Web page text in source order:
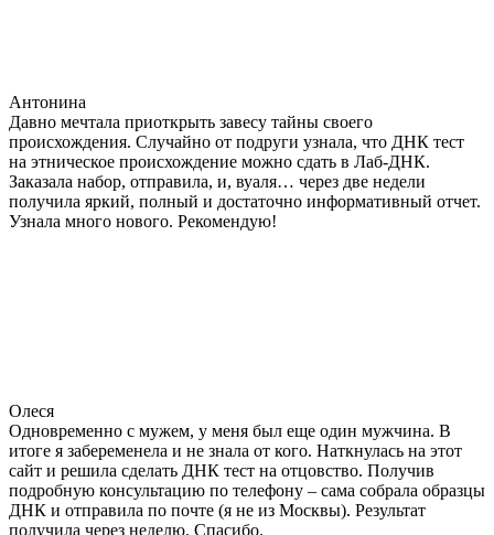
Антонина
Давно мечтала приоткрыть завесу тайны своего
происхождения. Случайно от подруги узнала, что ДНК тест
на этническое происхождение можно сдать в Лаб-ДНК.
Заказала набор, отправила, и, вуаля… через две недели
получила яркий, полный и достаточно информативный отчет.
Узнала много нового. Рекомендую!
Олеся
Одновременно с мужем, у меня был еще один мужчина. В
итоге я забеременела и не знала от кого. Наткнулась на этот
сайт и решила сделать ДНК тест на отцовство. Получив
подробную консультацию по телефону – сама собрала образцы
ДНК и отправила по почте (я не из Москвы). Результат
получила через неделю. Спасибо.